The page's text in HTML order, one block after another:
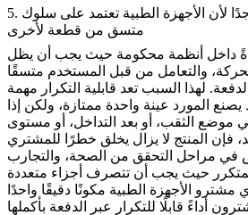
5. قابلية التكرار مهمة جدًا لأن الأجهزة الطبية تعتمد على سلوك
متسق من قطعة لأخرى
داخل أنظمة محكومة حيث يجب أن يظل
والتعامل من قبل المستخدم متسقًا
لهذا السبب تعد قابلية التكرار مهمة
المورد عينة واحدة ممتازة، ولكن إذا
موضع الثقب، أو بعد التداخل، أو مستوى
في مراحل التحقق من الصحة، والتجارب
المتكرر حيث يجب أن تتصرف أجزاء متعددة
الأجهزة الطبية مكونًا دقيقًا واحدًا